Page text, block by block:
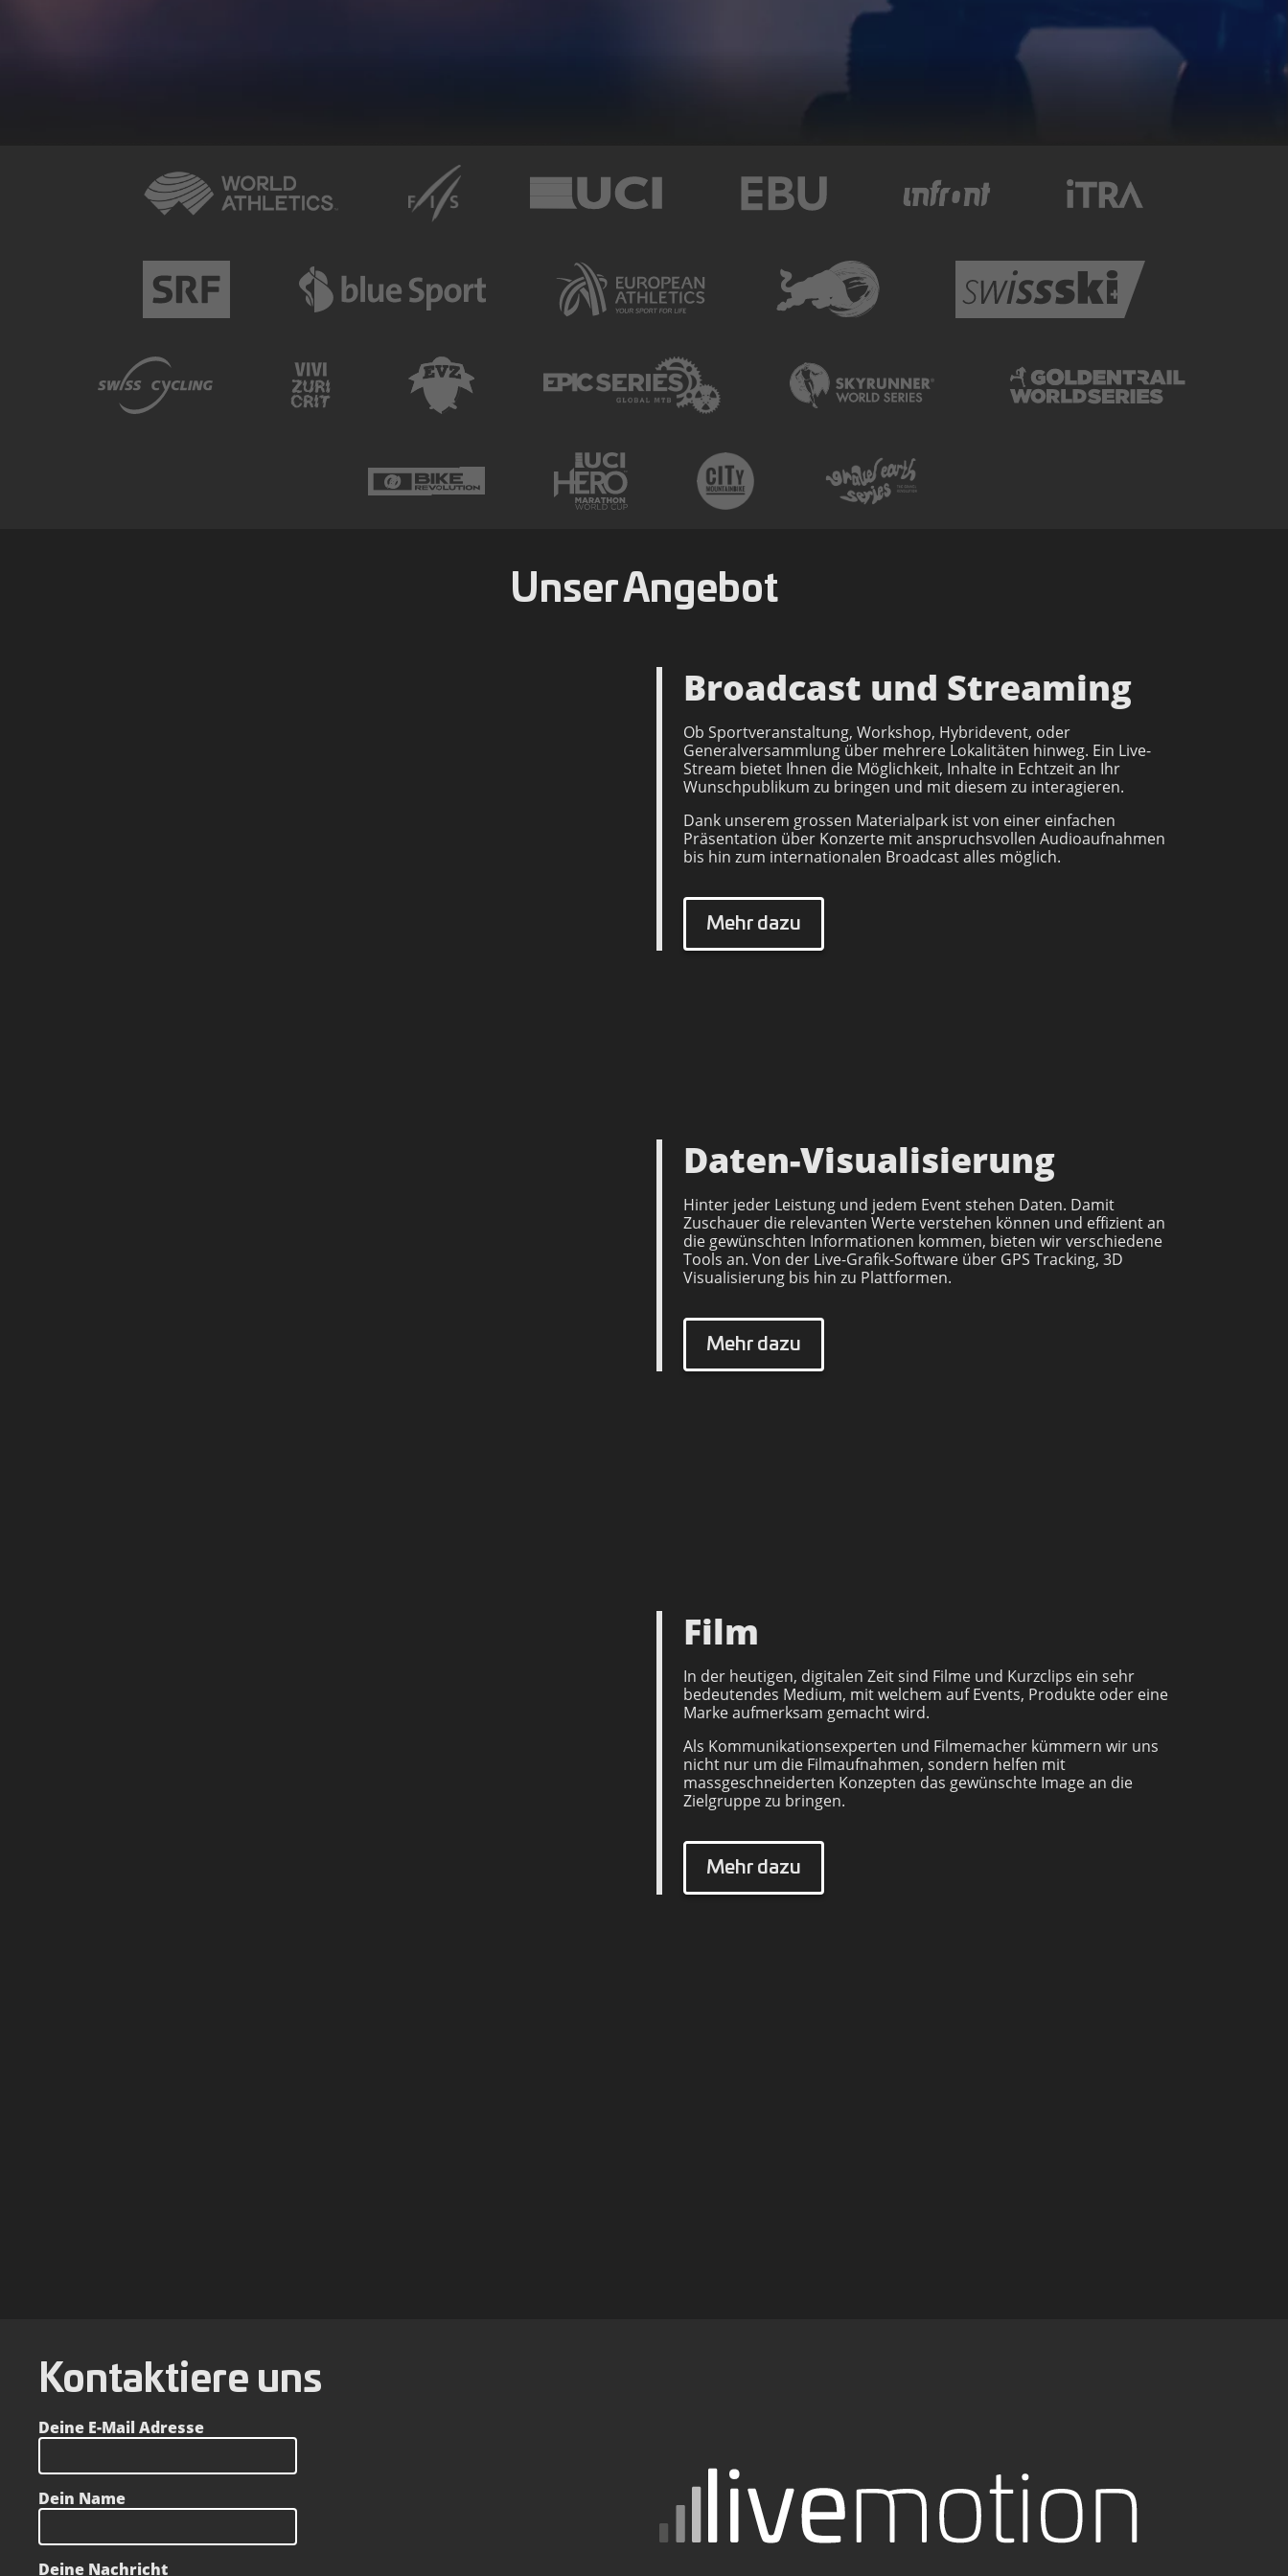
Unser Angebot
Broadcast und Streaming
Ob Sportveranstaltung, Workshop, Hybridevent, oder
Generalversammlung über mehrere Lokalitäten hinweg. Ein Live-
Stream bietet Ihnen die Möglichkeit, Inhalte in Echtzeit an Ihr
Wunschpublikum zu bringen und mit diesem zu interagieren.
Dank unserem grossen Materialpark ist von einer einfachen
Präsentation über Konzerte mit anspruchsvollen Audioaufnahmen
bis hin zum internationalen Broadcast alles möglich.
Mehr dazu
Daten-Visualisierung
Hinter jeder Leistung und jedem Event stehen Daten. Damit
Zuschauer die relevanten Werte verstehen können und effizient an
die gewünschten Informationen kommen, bieten wir verschiedene
Tools an. Von der Live-Grafik-Software über GPS Tracking, 3D
Visualisierung bis hin zu Plattformen.
Mehr dazu
Film
In der heutigen, digitalen Zeit sind Filme und Kurzclips ein sehr
bedeutendes Medium, mit welchem auf Events, Produkte oder eine
Marke aufmerksam gemacht wird.
Als Kommunikationsexperten und Filmemacher kümmern wir uns
nicht nur um die Filmaufnahmen, sondern helfen mit
massgeschneiderten Konzepten das gewünschte Image an die
Zielgruppe zu bringen.
Mehr dazu
Kontaktiere uns
Deine E-Mail Adresse
Dein Name
Deine Nachricht